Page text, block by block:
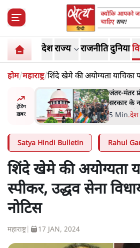
देशराज्य राजनीतिदुनिया
होम/महाराष्ट्र/शिंदे खेमे की अयोग्यता याचिका
विधायकों को नोटिस
ट्रेंडिंग
ख़बर
न
सुने':
जंतर मंतर
प्रताड़ित
शाह में
7 Min.देश
Satya Hindi Bulletin Rahul
शिंदे खेमे की अयोग्यता
स्पीकर, उद्धव सेना
नोटिस
महाराष्ट्र| 17 JAN, 2024